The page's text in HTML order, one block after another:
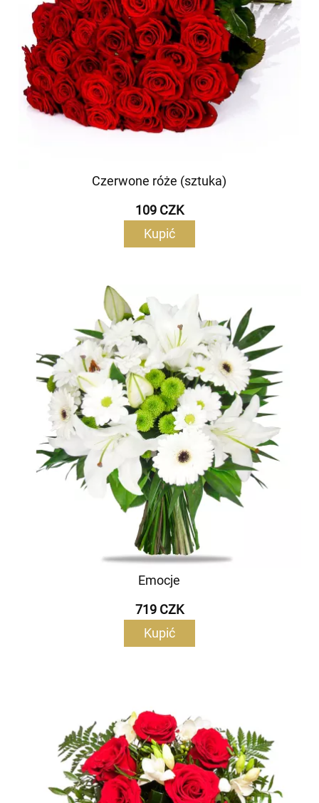
Czerwone róże (sztuka)
109 CZK
Kupić
Emocje
719 CZK
Kupić